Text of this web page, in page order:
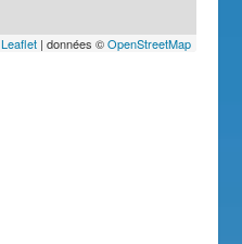
Leaflet| données ©OpenStreetMap